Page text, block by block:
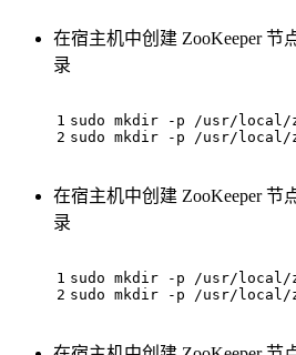
在宿主机中创建 ZooKeeper 节
录
1
2
sudo mkdir -p /usr/ local /
sudo mkdir -p /usr/ local /
在宿主机中创建 ZooKeeper 节
录
1
2
sudo mkdir -p /usr/ local /
sudo mkdir -p /usr/ local /